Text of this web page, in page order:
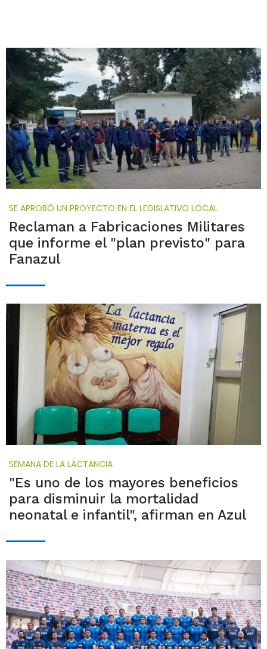
SE APROBÓ UN PROYECTO EN EL LEGISLATIVO LOCAL
Reclaman a Fabricaciones Militares
que informe el "plan previsto" para
Fanazul
SEMANA DE LA LACTANCIA
"Es uno de los mayores beneficios
para disminuir la mortalidad
neonatal e infantil", afirman en Azul